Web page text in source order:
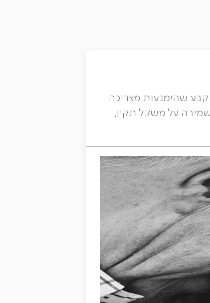
קבע שהימנעות מצריכה
שמירה על משקל תקין,